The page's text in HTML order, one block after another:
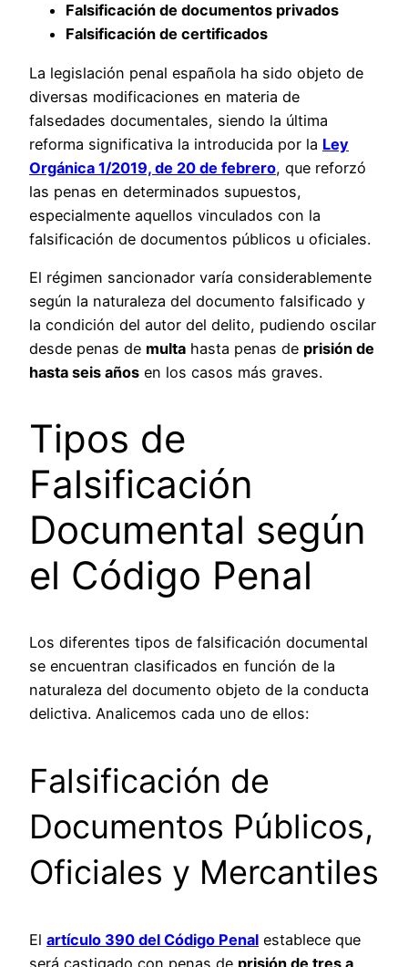
Falsificación de documentos privados
Falsificación de certificados
La legislación penal española ha sido objeto de
diversas modificaciones en materia de
falsedades documentales, siendo la última
reforma significativa la introducida por la Ley
Orgánica 1/2019, de 20 de febrero, que reforzó
las penas en determinados supuestos,
especialmente aquellos vinculados con la
falsificación de documentos públicos u oficiales.
El régimen sancionador varía considerablemente
según la naturaleza del documento falsificado y
la condición del autor del delito, pudiendo oscilar
desde penas de multa hasta penas de prisión de
hasta seis años en los casos más graves.
Tipos de
Falsificación
Documental según
el Código Penal
Los diferentes tipos de falsificación documental
se encuentran clasificados en función de la
naturaleza del documento objeto de la conducta
delictiva. Analicemos cada uno de ellos:
Falsificación de
Documentos Públicos,
Oficiales y Mercantiles
El artículo 390 del Código Penal establece que
será castigado con penas de prisión de tres a